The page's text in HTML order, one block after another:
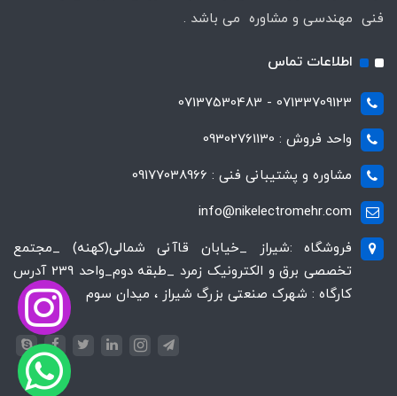
فنی مهندسی و مشاوره می باشد .
اطلاعات تماس
07133709123 - 07137530483
واحد فروش : 09302761130
مشاوره و پشتیبانی فنی : 09177038966
info@nikelectromehr.com
فروشگاه :شیراز _خیابان قاآنی شمالی(کهنه) _مجتمع
تخصصی برق و الکترونیک زمرد _طبقه دوم_واحد 239 آدرس
کارگاه : شهرک صنعتی بزرگ شیراز ، میدان سوم